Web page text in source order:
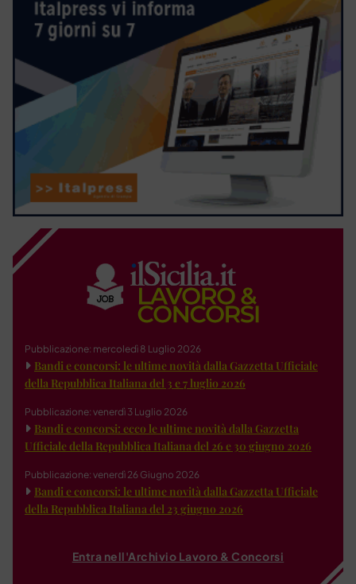
Pubblicazione: mercoledì 8 Luglio 2026
Bandi e concorsi: le ultime novità dalla Gazzetta Ufficiale
della Repubblica Italiana del 3 e 7 luglio 2026
Pubblicazione: venerdì 3 Luglio 2026
Bandi e concorsi: ecco le ultime novità dalla Gazzetta
Ufficiale della Repubblica Italiana del 26 e 30 giugno 2026
Pubblicazione: venerdì 26 Giugno 2026
Bandi e concorsi: le ultime novità dalla Gazzetta Ufficiale
della Repubblica Italiana del 23 giugno 2026
Entra nell'Archivio Lavoro & Concorsi